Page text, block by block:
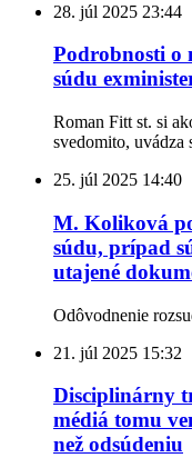
28. júl 2025 23:44
Podrobnosti o
súdu
Roman Fitt st. si
svedomito, uvádza
25. júl 2025 14:40
M. Koliková
súdu, prípad
utajené
Odôvodnenie
21. júl 2025 15:32
Disciplinárny
médiá tomu
než odsúdeniu